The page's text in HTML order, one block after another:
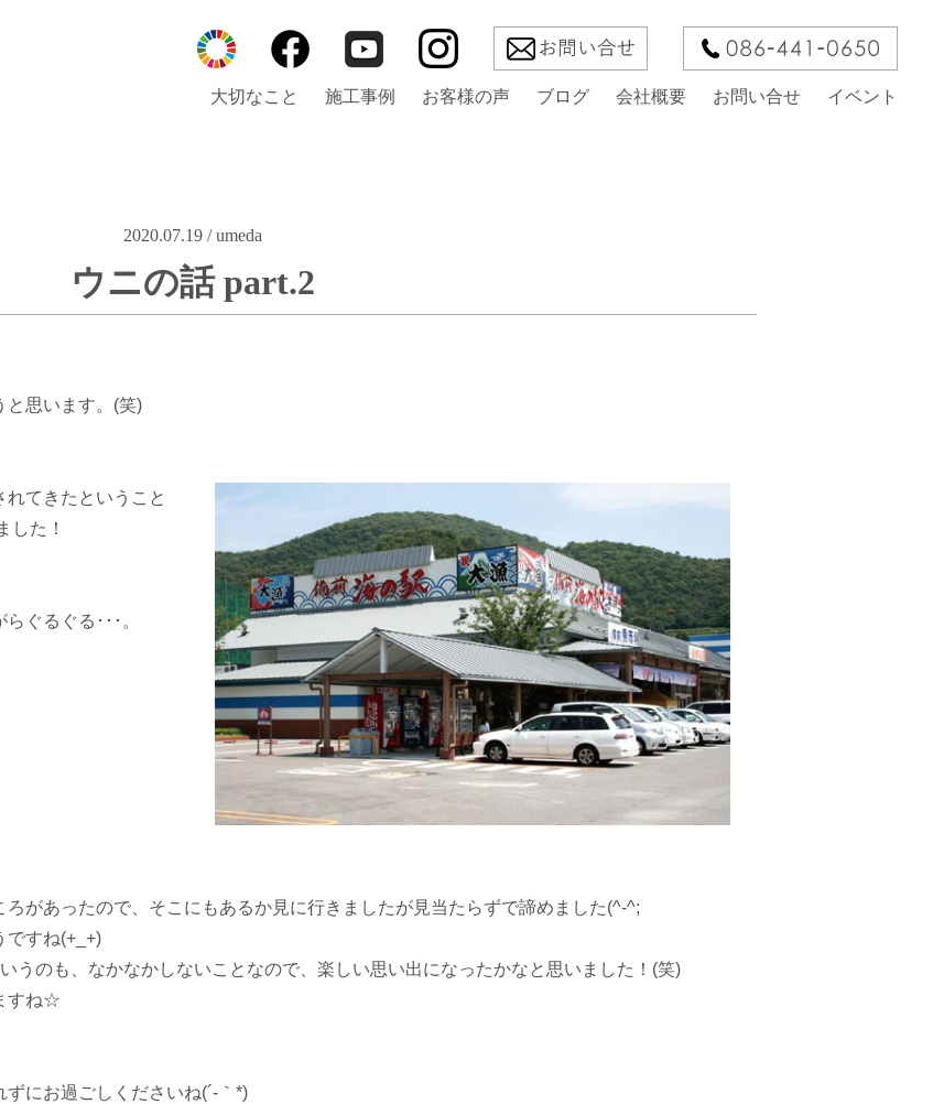
大切なこと 施工事例 お客様の声 ブログ 会社概要 お問い合せ イベント
2020.07.19 / umeda
ウニの話 part.2
と思います。(笑)
てきたということ
した！
ぐるぐる･･･。
があったので、そこにもあるか見に行きましたが見当たらずで諦めました(^-^;
ですね(+_+)
うのも、なかなかしないことなので、楽しい思い出になったかなと思いました！(笑)
すね☆
にお過ごしくださいね(´-｀*)